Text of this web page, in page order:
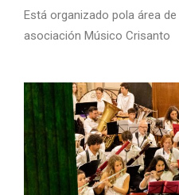
Está organizado pola área
asociación Músico Crisanto